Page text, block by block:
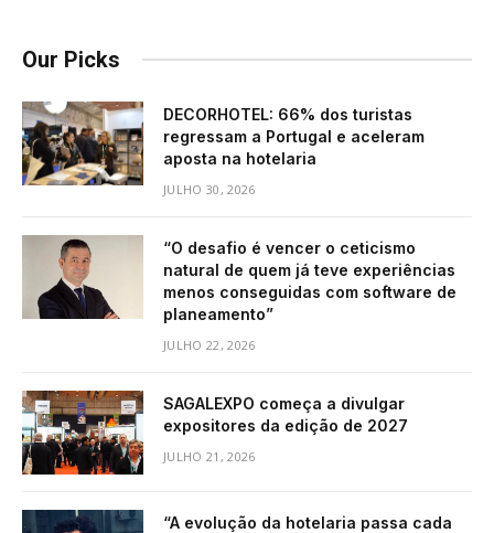
Our Picks
DECORHOTEL: 66% dos turistas
regressam a Portugal e aceleram
aposta na hotelaria
JULHO 30, 2026
“O desafio é vencer o ceticismo
natural de quem já teve experiências
menos conseguidas com software de
planeamento”
JULHO 22, 2026
SAGALEXPO começa a divulgar
expositores da edição de 2027
JULHO 21, 2026
“A evolução da hotelaria passa cada